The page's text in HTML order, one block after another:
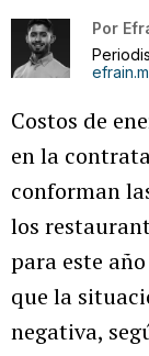
Por
Costos de
en la
conforman
los
para este
que la
negativa,